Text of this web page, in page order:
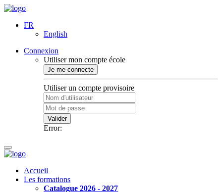
FR
English
Connexion
Utiliser mon compte école
Je me connecte
Utiliser un compte provisoire
Valider
Error:
Accueil
Les formations
Catalogue 2026 - 2027